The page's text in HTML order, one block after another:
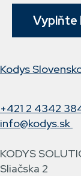
Vyplňte
Kodys
+421 2 4342
info@kodys.sk
KODYS
Sliačska 2